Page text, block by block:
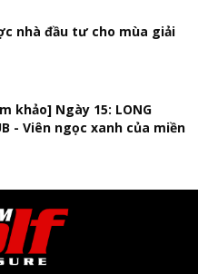
nhà đầu tư cho mùa giải
khảo] Ngày 15: LONG
- Viên ngọc xanh của miền